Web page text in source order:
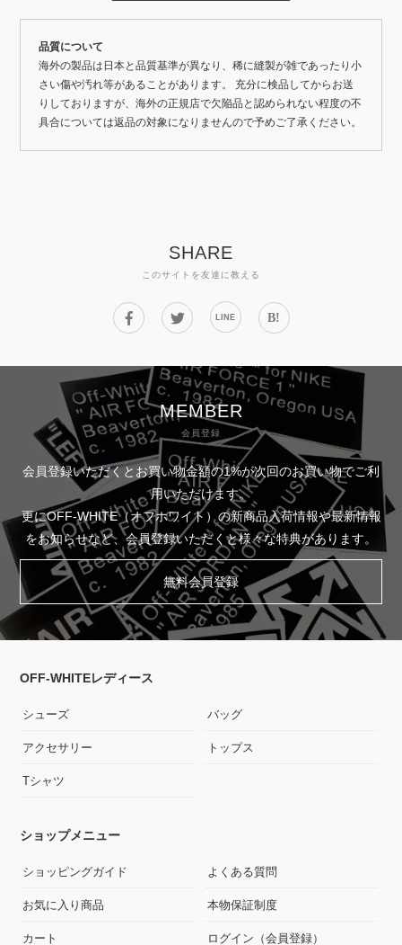
品質について
海外の製品は日本と品質基準が異なり、稀に縫製が雑であったり小
さい傷や汚れ等があることがあります。 充分に検品してからお送
りしておりますが、海外の正規店で欠陥品と認められない程度の不
具合については返品の対象になりませんので予めご了承ください。
SHARE
このサイトを友達に教える
LINE B!
MEMBER
会員登録
会員登録いただくとお買い物金額の1%が次回のお買い物でご利
用いただけます。
更にOFF-WHITE（オフホワイト）の新商品入荷情報や最新情報
をお知らせなど、会員登録いただくと様々な特典があります。
無料会員登録
OFF-WHITEレディース
シューズ バッグ
アクセサリー トップス
Tシャツ
ショップメニュー
ショッピングガイド よくある質問
お気に入り商品 本物保証制度
カート ログイン（会員登録）